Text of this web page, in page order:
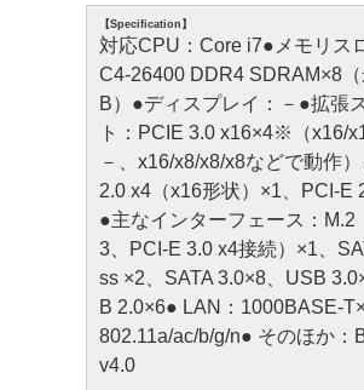
【Specification】
対応CPU：Core i7●メモリス
C4-26400 DDR4 SDRAM×8
B）●ディスプレイ：－●拡張
ト：PCIE 3.0 x16×4※（x16/
－、x16/x8/x8/x8などで動作
2.0 x4（x16形状）×1、PCI-E
●主なインターフェース：M.2
3、PCI-E 3.0 x4接続）×1、
ss ×2、SATA 3.0×8、USB
B 2.0×6● LAN：1000BASE-
802.11a/ac/b/g/n● そのほか：
v4.0